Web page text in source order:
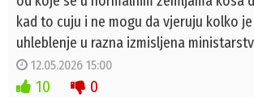
kad to cuju i ne mogu da vjeruju kolko
uhleblenje u razna izmisljena
12.05.2026 15:00
10 0